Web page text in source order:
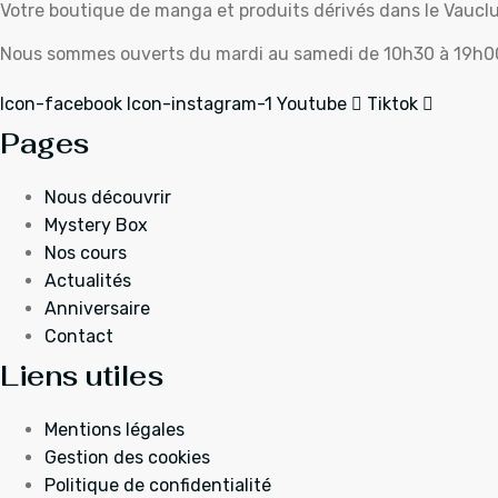
Votre boutique de manga et produits dérivés dans le
Nous sommes ouverts du mardi au samedi de 10h30 à
Icon-facebook Icon-instagram-1 Youtube Tiktok
Pages
Nous découvrir
Mystery Box
Nos cours
Actualités
Anniversaire
Contact
Liens utiles
Mentions légales
Gestion des cookies
Politique de confidentialité